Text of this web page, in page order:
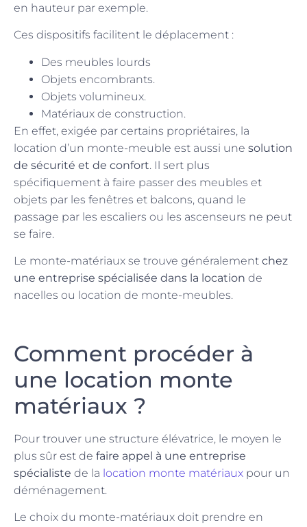
en hauteur par exemple.
Ces dispositifs facilitent le déplacement :
Des meubles lourds
Objets encombrants.
Objets volumineux.
Matériaux de construction.
En effet, exigée par certains propriétaires, la
location d’un monte-meuble est aussi une solution
de sécurité et de confort. Il sert plus
spécifiquement à faire passer des meubles et
objets par les fenêtres et balcons, quand le
passage par les escaliers ou les ascenseurs ne peut
se faire.
Le monte-matériaux se trouve généralement chez
une entreprise spécialisée dans la location de
nacelles ou location de monte-meubles.
Comment procéder à
une location monte
matériaux ?
Pour trouver une structure élévatrice, le moyen le
plus sûr est de faire appel à une entreprise
spécialiste de la location monte matériaux pour un
déménagement.
Le choix du monte-matériaux doit prendre en